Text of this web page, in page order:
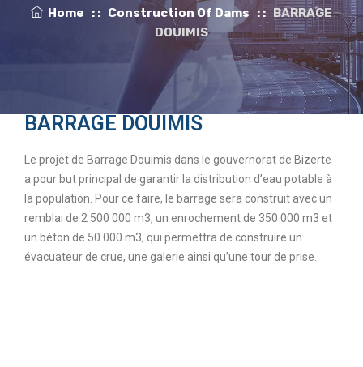
Home : : Construction Of Dams: : BARRAGE
DOUIMIS
BARRAGE DOUIMIS
Le projet de Barrage Douimis dans le gouvernorat de Bizerte
a pour but principal de garantir la distribution d’eau potable à
la population. Pour ce faire, le barrage sera construit avec un
remblai de 2 500 000 m3, un enrochement de 350 000 m3 et
un béton de 50 000 m3, qui permettra de construire un
évacuateur de crue, une galerie ainsi qu’une tour de prise.